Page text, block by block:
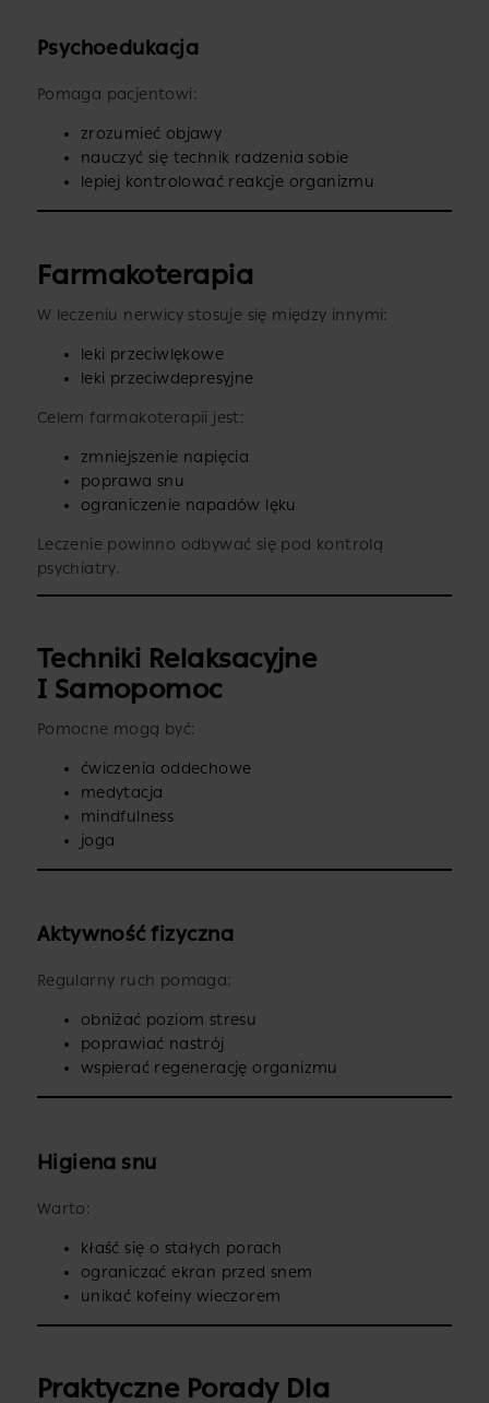
Psychoedukacja
Pomaga pacjentowi:
zrozumieć objawy
nauczyć się technik radzenia sobie
lepiej kontrolować reakcje organizmu
Farmakoterapia
W leczeniu nerwicy stosuje się między innymi:
leki przeciwlękowe
leki przeciwdepresyjne
Celem farmakoterapii jest:
zmniejszenie napięcia
poprawa snu
ograniczenie napadów lęku
Leczenie powinno odbywać się pod kontrolą
psychiatry.
Techniki Relaksacyjne
I Samopomoc
Pomocne mogą być:
ćwiczenia oddechowe
medytacja
mindfulness
joga
Aktywność fizyczna
Regularny ruch pomaga:
obniżać poziom stresu
poprawiać nastrój
wspierać regenerację organizmu
Higiena snu
Warto:
kłaść się o stałych porach
ograniczać ekran przed snem
unikać kofeiny wieczorem
Praktyczne Porady Dla